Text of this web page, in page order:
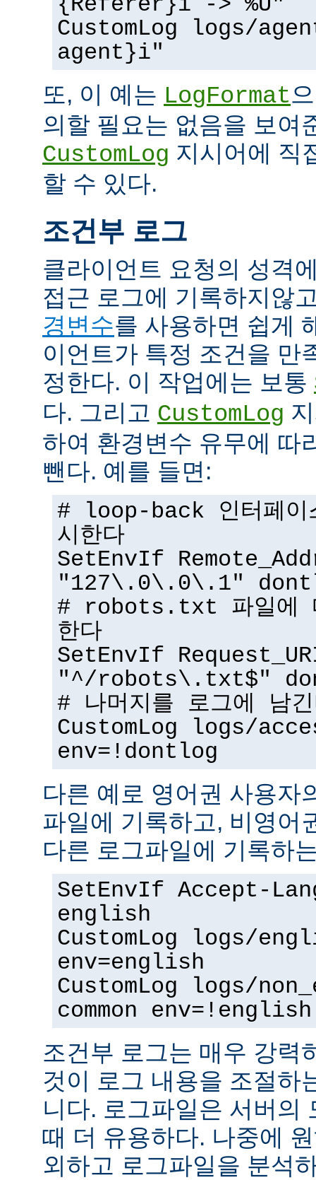
CustomLog logs/
agent}i"
또, 이 예는 LogFormat
의할 필요는 없음을 보여
CustomLog 지시어에 직
할 수 있다.
조건부 로그
클라이언트 요청의 성격
접근 로그에 기록하지않
경변수를 사용하면 쉽게
이언트가 특정 조건을 만
정한다. 이 작업에는 보통
다. 그리고 CustomLog
하여 환경변수 유무에 따
뺀다. 예를 들면:
# loop-back 인터페이
시한다
SetEnvIf
"127\.0\.0\.1"
# robots.txt 파일에
한다
SetEnvIf
"^/robots\.txt$"
# 나머지를 로그에 남
CustomLog logs/
env=!dontlog
다른 예로 영어권 사용자
파일에 기록하고, 비영어
다른 로그파일에 기록하
SetEnvIf Accept-
english
CustomLog logs/
env=english
CustomLog logs/
common env=!english
조건부 로그는 매우 강력
것이 로그 내용을 조절하
니다. 로그파일은 서버의
때 더 유용하다. 나중에
외하고 로그파일을 분석